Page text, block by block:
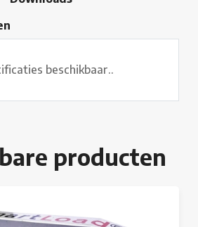
beschikbaar..
producten